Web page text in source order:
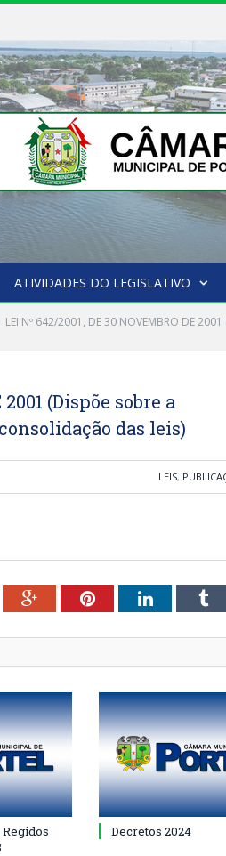
ATIVIDADES DO LEGISLATIVO
LEI Nº 642/2001, DE 30 NOVEMBRO DE
2001 (Dispõe sobre a
das leis)
LEIS,
Google+PinterestLinkedIn
Decretos 2024